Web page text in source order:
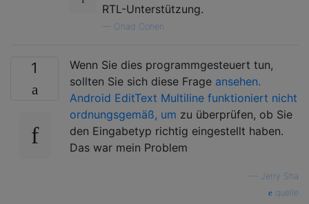
RTL-Unterstützung.
Ohad Cohen
1
Wenn Sie dies programmgesteuert tun,
sollten Sie sich diese Frage ansehen.
Android EditText Multiline funktioniert nicht
ordnungsgemäß, um zu überprüfen, ob Sie
den Eingabetyp richtig eingestellt haben.
Das war mein Problem
Jerry Sha
quelle